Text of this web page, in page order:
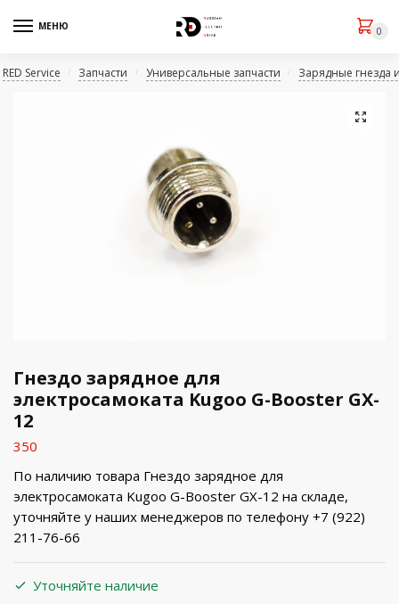
МЕНЮ 0
RED Service / Запчасти / Универсальные запчасти / Зарядные гнезда
🔍
Гнездо зарядное для
электросамоката Kugoo G-Booster GX-
12
350
По наличию товара Гнездо зарядное для
электросамоката Kugoo G-Booster GX-12 на складе,
уточняйте у наших менеджеров по телефону +7 (922)
211-76-66
Уточняйте наличие